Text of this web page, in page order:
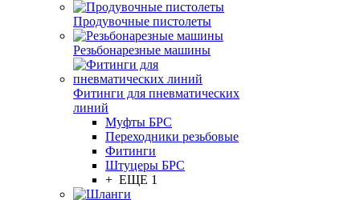
Продувочные пистолеты
Резьбонарезные машины
Фитинги для пневматических
линий
Муфты БРС
Переходники резьбовые
Фитинги
Штуцеры БРС
+ ЕЩЕ 1